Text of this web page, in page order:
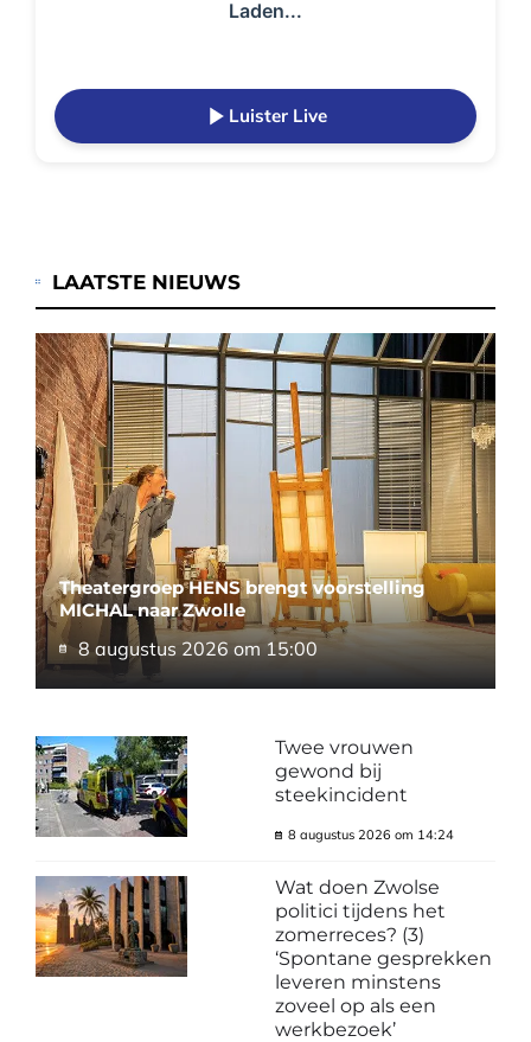
Laden...
Luister Live
LAATSTE NIEUWS
Theatergroep HENS brengt voorstelling
MICHAL naar Zwolle
8 augustus 2026 om 15:00
Twee vrouwen
gewond bij
steekincident
8 augustus 2026 om 14:24
Wat doen Zwolse
politici tijdens het
zomerreces? (3)
‘Spontane gesprekken
leveren minstens
zoveel op als een
werkbezoek’